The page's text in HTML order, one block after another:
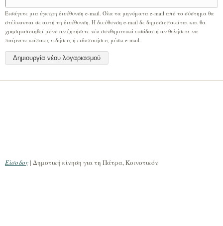
Εισάγετε μια έγκυρη διεύθυνση e-mail. Όλα τα μηνύματα e-mail από το σύστημα θα
στέλνονται σε αυτή τη διεύθυνση. Η διεύθυνση e-mail δε δημοσιοποιείται και θα
χρησιμοποιηθεί μόνο αν ζητήσετε νέο συνθηματικό εισόδου ή αν θελήσετε να
παίρνετε κάποιες ειδήσεις ή ειδοποιήσεις μέσω e-mail.
Είσοδος| Δημοτική κίνηση για τη Πάτρα, Κοινοτικόν